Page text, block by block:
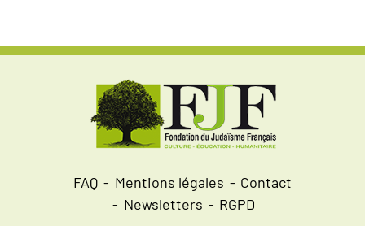
FAQ Mentions légales
Contact
Newsletters
RGPD